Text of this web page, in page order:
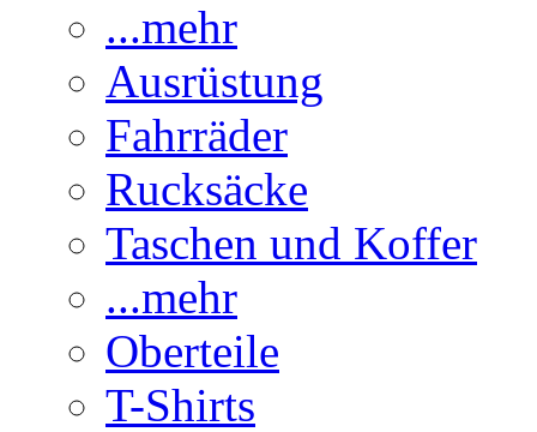
...mehr
Ausrüstung
Fahrräder
Rucksäcke
Taschen und Koffer
...mehr
Oberteile
T-Shirts